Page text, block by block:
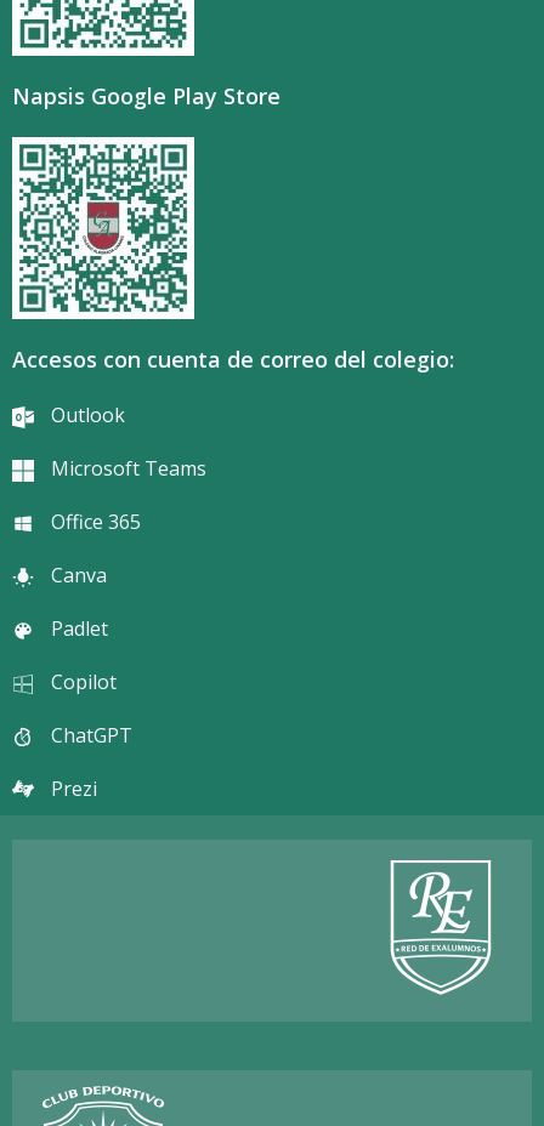
Napsis Google Play Store
Accesos con cuenta de correo del colegio:
Outlook
Microsoft Teams
Office 365
Canva
Padlet
Copilot
ChatGPT
Prezi